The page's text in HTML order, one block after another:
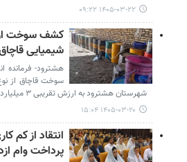
۱۴۰۵-۰۳-۲۲ ۰۹:۲۲
کشف سوخت از
شیمیایی
هشترود-
سوخت قاچاق از
شهرستان هشترود به ارزش تقریبی ۳ میلیارد و ۴۰۰ میلیون ریال خبر داد.
۱۴۰۵-۰۳-۲۰ ۱۵:۰۴
انتقاد از کم
پرداخت وام